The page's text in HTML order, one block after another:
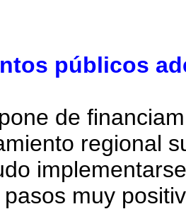
públicos
de
regional
muy